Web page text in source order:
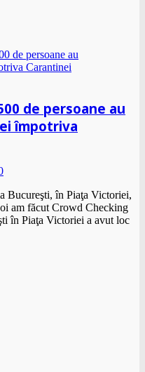
de persoane au
împotriva
Bucureşti, în Piaţa Victoriei,
am făcut Crowd Checking
în Piaţa Victoriei a avut loc